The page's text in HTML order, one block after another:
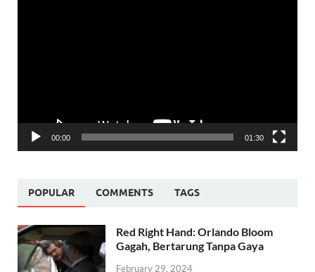
00:00 01:30
POPULAR COMMENTS TAGS
Red Right Hand: Orlando Bloom
Gagah, Bertarung Tanpa Gaya
February 29, 2024